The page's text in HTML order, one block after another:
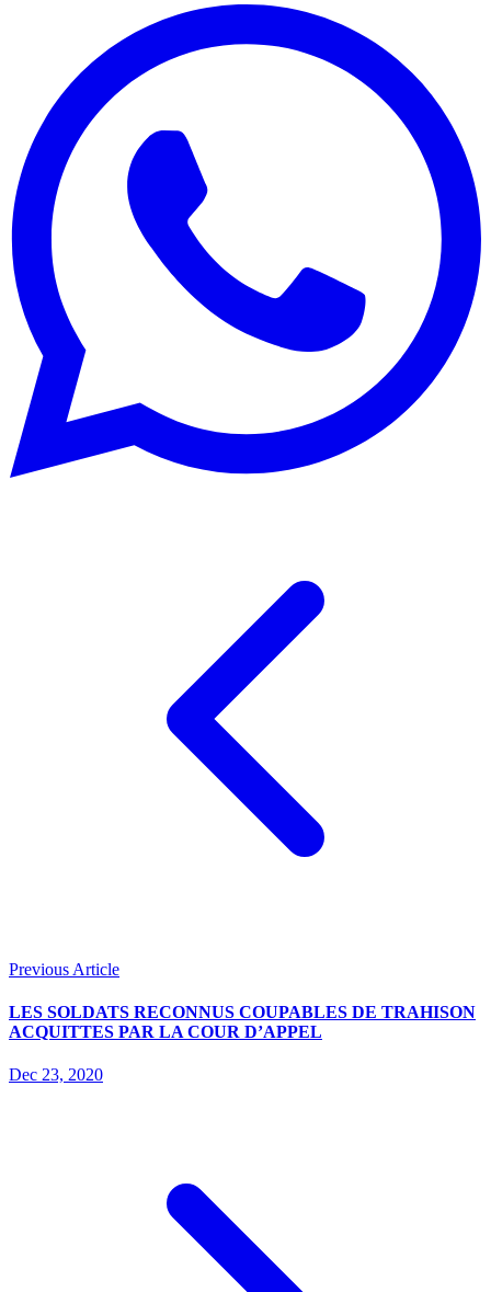
Previous Article
LES SOLDATS RECONNUS COUPABLES DE TRAHISON
ACQUITTES PAR LA COUR D’APPEL
Dec 23, 2020